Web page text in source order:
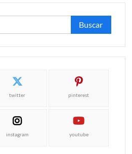
Buscar:
twitter pinterest
instagram youtube